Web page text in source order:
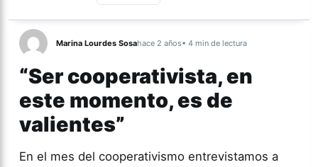
Marina Lourdes Sosahace 2 años• 4 min de lectura
“Ser cooperativista, en
este momento, es de
valientes”
En el mes del cooperativismo entrevistamos a